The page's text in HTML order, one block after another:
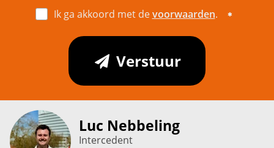
Luc Nebbeling
Intercedent
Ik ga akkoord met devoorwaarden.
Verstuur